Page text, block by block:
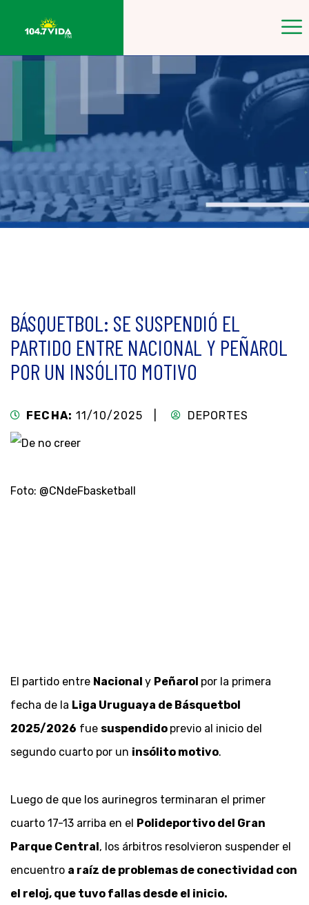
BÁSQUETBOL: SE SUSPENDIÓ EL
PARTIDO ENTRE NACIONAL Y PEÑAROL
POR UN INSÓLITO MOTIVO
FECHA: 11/10/2025 | DEPORTES
Foto: @CNdeFbasketball
El partido entre Nacional y Peñarol por la primera
fecha de la Liga Uruguaya de Básquetbol
2025/2026 fue suspendido previo al inicio del
segundo cuarto por un insólito motivo.
Luego de que los aurinegros terminaran el primer
cuarto 17-13 arriba en el Polideportivo del Gran
Parque Central, los árbitros resolvieron suspender el
encuentro a raíz de problemas de conectividad con
el reloj, que tuvo fallas desde el inicio.